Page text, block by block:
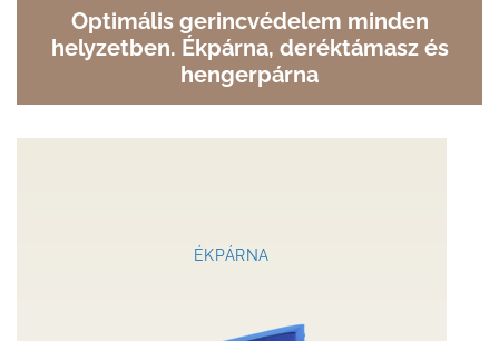
Optimális gerincvédelem minden
helyzetben. Ékpárna, deréktámasz és
hengerpárna
ÉKPÁRNA